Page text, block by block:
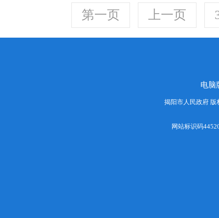
第一页 上一页
电脑
揭阳市人民政府 版
网站标识码